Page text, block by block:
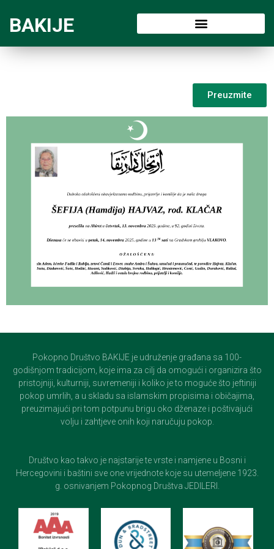
BAKIJE
Preuzmite
Pokopno Društvo BAKIJE je udruženje građana sa 100-
godišnjom tradicijom, koje ima za cilj da omogući i organizira što
pristojniji, kulturniji, suvremeniji i koliko je to moguće što jeftiniji
pokop umrlih, a u skladu sa islamskim propisima i običajima,
preuzimajući pri tom potpunu brigu oko dženaze i poštivajući
volju i zahtjeve onih koji naručuju pokop.
Društvo kao takvo je najstarije te vrste i namjene u Bosni i
Hercegovini i baštini sve one vrijednote koje su utemeljene 1923.
g. osnivanjem Pokopnog Društva JEDILERI.